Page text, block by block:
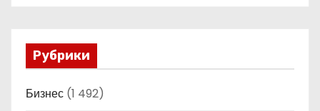
Рубрики
Бизнес (1 492)